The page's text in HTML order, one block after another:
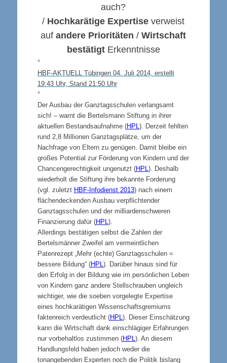
auch?
/ Hochkarätige Expertise verweist
aufandere Prioritäten /Wirtschaft
bestätigtErkenntnisse
°
HBF-AKTUELL Tübingen 04. Juli 2014, erstellt
19:43 Uhr, Stand 21:50 Uhr
°
Der Ausbau der Ganztagsschulen verlangsamt
sich! – warnt die Bertelsmann Stiftung in ihrer
aktuellen Bestandsaufnahme (HPL ). Derzeit fehlten
rund 2,8 Millionen Ganztagsplätze, um der
Nachfrage von Eltern zu genügen. Damit bleibe ein
großes Potential zur Förderung von Kindern und der
Chancengerechtigkeit ungenutzt (HPL ). Deshalb
wiederholt die Stiftung ihre bekannte Forderung
(vgl. zuletzt HBF-Infodienst 2013) nach einem
flächendeckenden Ausbau verpflichtender
Ganztagsschulen und der milliardenschweren
Finanzierung dafür (HPL ).
Allerdings bestätigen selbst die Zahlen der
Bertelsmänner Zweifel am vermeintlichen
Patenrezept „Mehr (echte) Ganztagsschulen =
bessere Bildung“ (HPL ). Darüber hinaus sind für
den Erfolg in der Bildung wie im persönlichen Leben
von Kindern ganz andere Stellschrauben ungleich
wichtiger, wie die soeben vorgelegte Expertise
eines hochkarätigen Wissenschaftsgremiums
faktenreich verdeutlicht (HPL ). Dieser Einschätzung
kann die Wirtschaft dank einschlägiger Erfahrungen
nur vorbehaltlos zustimmen (HPL ). An diesem
Handlungsfeld haben jedoch weder die
tonangebenden Experten noch die Politik bislang